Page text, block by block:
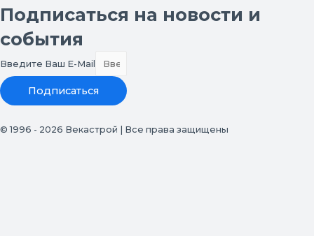
Подписаться на новости и
события
Введите Ваш E-Mail
Подписаться
© 1996 - 2026 Векастрой | Все права защищены